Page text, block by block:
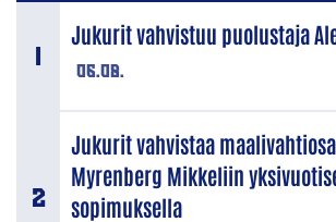
06.08.
Jukurit vahvistuu puolustaja
Jukurit vahvistaa
Myrenberg Mikkeliin
sopimuksella